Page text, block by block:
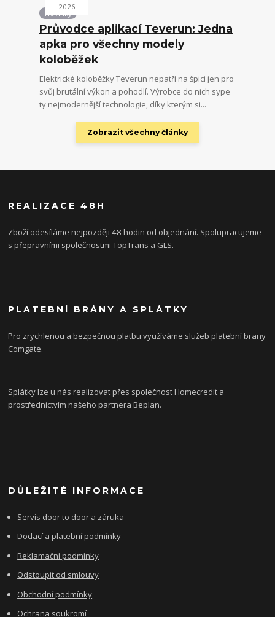
2026
Novinky
Průvodce aplikací Teverun: Jedna
apka pro všechny modely
koloběžek
Elektrické koloběžky Teverun nepatří na špici jen pro
svůj brutální výkon a pohodlí. Výrobce do nich sype
ty nejmodernější technologie, díky kterým si...
Zobrazit všechny články
REALIZACE 48H
Zboží odesíláme nejpozději 48 hodin od objednání. Spolupracujeme
s přepravními společnostmi TopTrans a GLS.
PLATEBNÍ BRÁNY A SPLÁTKY
Pro zrychlenou a bezpečnou platbu využíváme služeb platební brany
Comgate.
Splátky lze u nás realizovat přes společnost Homecredit a
prostřednictvím našeho partnera Beplan.
DŮLEŽITÉ INFORMACE
Servis door to door a záruka
Dodací a platební podmínky
Reklamační podmínky
Odstoupit od smlouvy
Obchodní podmínky
Ochrana soukromí